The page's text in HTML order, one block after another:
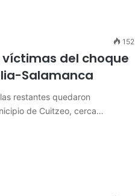
152
del choque
Salamanca
restantes quedaron
de Cuitzeo, cerca…